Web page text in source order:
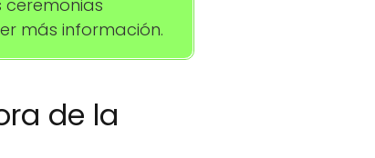
más información.
de la